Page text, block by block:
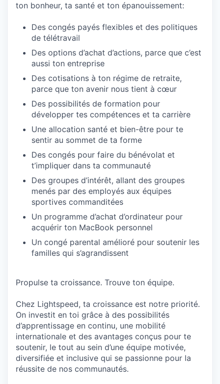
ton bonheur, ta santé et ton épanouissement:
Des congés payés flexibles et des politiques
de télétravail
Des options d’achat d’actions, parce que c’est
aussi ton entreprise
Des cotisations à ton régime de retraite,
parce que ton avenir nous tient à cœur
Des possibilités de formation pour
développer tes compétences et ta carrière
Une allocation santé et bien-être pour te
sentir au sommet de ta forme
Des congés pour faire du bénévolat et
t’impliquer dans ta communauté
Des groupes d’intérêt, allant des groupes
menés par des employés aux équipes
sportives commanditées
Un programme d’achat d’ordinateur pour
acquérir ton MacBook personnel
Un congé parental amélioré pour soutenir les
familles qui s’agrandissent
Propulse ta croissance. Trouve ton équipe.
Chez Lightspeed, ta croissance est notre priorité.
On investit en toi grâce à des possibilités
d’apprentissage en continu, une mobilité
internationale et des avantages conçus pour te
soutenir, le tout au sein d’une équipe motivée,
diversifiée et inclusive qui se passionne pour la
réussite de nos communautés.